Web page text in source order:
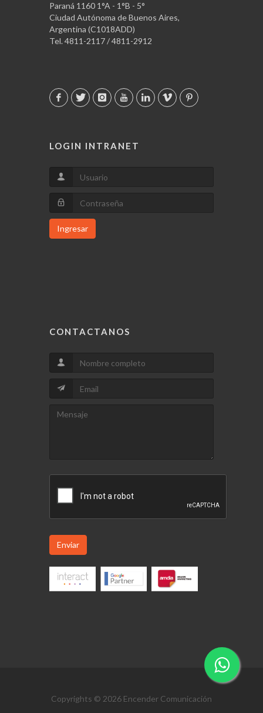
Paraná 1160 1°A - 1°B - 5°
Ciudad Autónoma de Buenos Aires,
Argentina (C1018ADD)
Tel. 4811-2117 / 4811-2912
LOGIN INTRANET
Ingresar
CONTACTANOS
Enviar
Copyrights © 2026 Encender Comunicación